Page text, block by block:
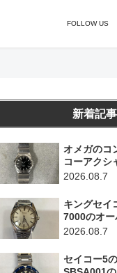
FOLLOW US
新着記事
オメガのコ
コーアクシ
奈川県横浜
2026.08.7
キングセイ
7000のオ
ました。（
2026.08.7
セイコー5